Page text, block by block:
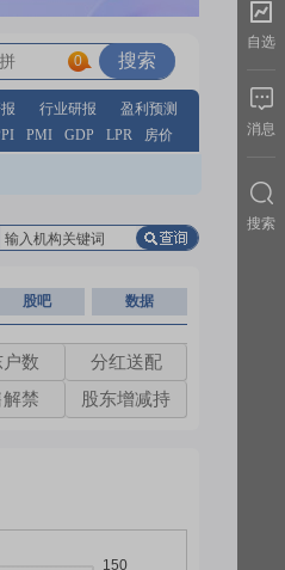
0
行业研报
盈利预测
PMI GDP LPR 房价
股吧 数据
户数
分红送配
解禁 股东增减持
自选
消息
搜索